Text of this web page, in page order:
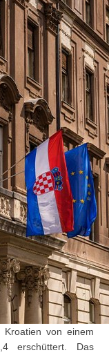
von einem
erschüttert. Das